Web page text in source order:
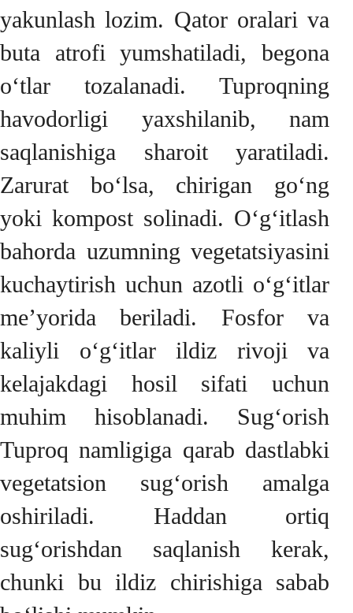
yakunlash lozim. Qator oralari va
buta atrofi yumshatiladi, begona
o‘tlar tozalanadi. Tuproqning
havodorligi yaxshilanib, nam
saqlanishiga sharoit yaratiladi.
Zarurat bo‘lsa, chirigan go‘ng
yoki kompost solinadi. O‘g‘itlash
bahorda uzumning vegetatsiyasini
kuchaytirish uchun azotli o‘g‘itlar
me’yorida beriladi. Fosfor va
kaliyli o‘g‘itlar ildiz rivoji va
kelajakdagi hosil sifati uchun
muhim hisoblanadi. Sug‘orish
Tuproq namligiga qarab dastlabki
vegetatsion sug‘orish amalga
oshiriladi. Haddan ortiq
sug‘orishdan saqlanish kerak,
chunki bu ildiz chirishiga sabab